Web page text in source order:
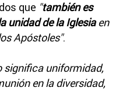
que "también es
unidad de la Iglesiaen
Apóstoles".
significa uniformidad,
en la diversidad,